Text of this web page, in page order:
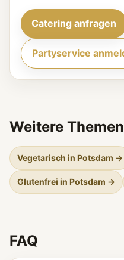
Catering anfragen
Partyservice
Weitere
Vegetarisch in Potsdam →
Glutenfrei in Potsdam →
FAQ